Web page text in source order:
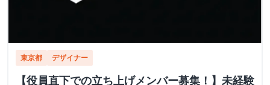
東京都 デザイナー
【役員直下での立ち上げメンバー募集！】未経験